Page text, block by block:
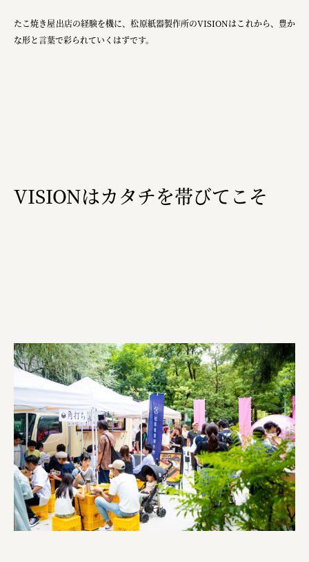
たこ焼き屋出店の経験を機に、松原紙器製作所のVISIONはこれから、豊か
な形と言葉で彩られていくはずです。
VISIONはカタチを帯びてこそ